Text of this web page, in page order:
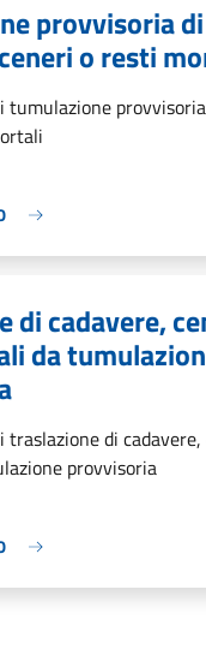
provvisoria di
o resti
tumulazione
di cadavere,
da
traslazione di
provvisoria